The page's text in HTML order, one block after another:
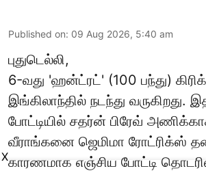
Published on: 09 Aug 2026, 5:40 am
புதுடெல்லி,
6-வது 'ஹன்ட்ரட்' (100 பந்து)
இங்கிலாந்தில் நடந்து
போட்டியில் சதர்ன் பிரேவ்
வீராங்கனை ஜெமிமா ரோட்ரிக்ஸ்
காரணமாக எஞ்சிய போட்டி
X